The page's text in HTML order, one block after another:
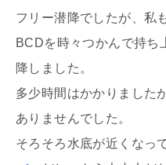
フリー潜降でしたが、私
BCDを時々つかんで持ち
降しました。
多少時間はかかりました
ありませんでした。
そろそろ水底が近くなっ